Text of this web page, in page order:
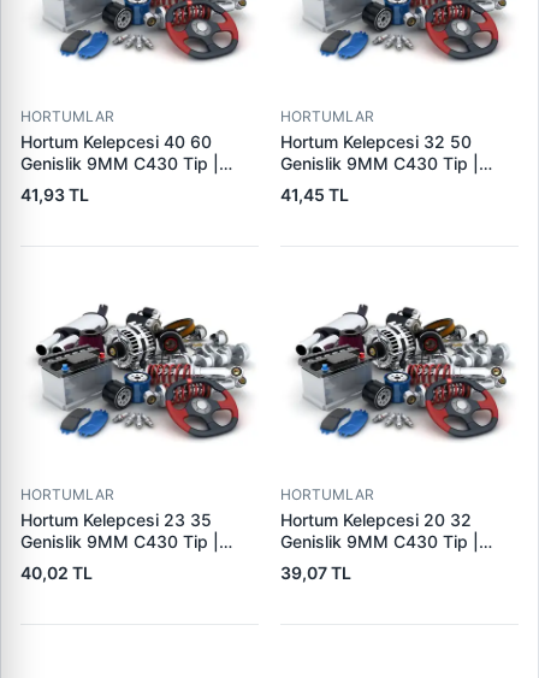
HORTUMLAR
Hortum Kelepcesi 40 60
Genislik 9MM C430 Tip |
ERBI C430 40-60
41,93 TL
HORTUMLAR
Hortum Kelepcesi 32 50
Genislik 9MM C430 Tip |
ERBI C430 32-50
41,45 TL
HORTUMLAR
Hortum Kelepcesi 23 35
Genislik 9MM C430 Tip |
ERBI C430 23-35 | OEM
6981N3
40,02 TL
HORTUMLAR
Hortum Kelepcesi 20 32
Genislik 9MM C430 Tip |
ERBI C430 20-32
39,07 TL